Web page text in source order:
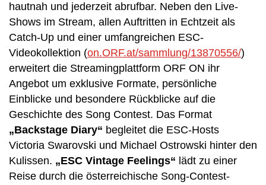
hautnah und jederzeit abrufbar. Neben den Live-
Shows im Stream, allen Auftritten in Echtzeit als
Catch-Up und einer umfangreichen ESC-
Videokollektion (on.ORF.at/sammlung/13870556/)
erweitert die Streamingplattform ORF ON ihr
Angebot um exklusive Formate, persönliche
Einblicke und besondere Rückblicke auf die
Geschichte des Song Contest. Das Format
„Backstage Diary“ begleitet die ESC-Hosts
Victoria Swarovski und Michael Ostrowski hinter den
Kulissen. „ESC Vintage Feelings“ lädt zu einer
Reise durch die österreichische Song-Contest-